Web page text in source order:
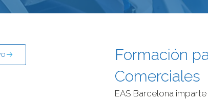
Formación
Comerciales
EAS Barcelona